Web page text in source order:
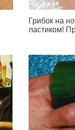
Грибок на
ластиком!